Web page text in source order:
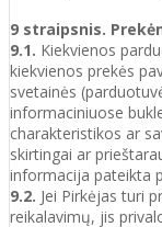
9 straipsnis.
9.1. Kiekvienos
kiekvienos prekės
svetainės
informaciniuose
charakteristikos ar
skirtingai ar
informacija pateikta
9.2. Jei Pirkėjas turi
reikalavimų, jis